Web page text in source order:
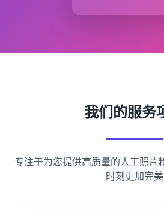
我们的服务
专注于为您提供高质量的人工照片
时刻更加完美